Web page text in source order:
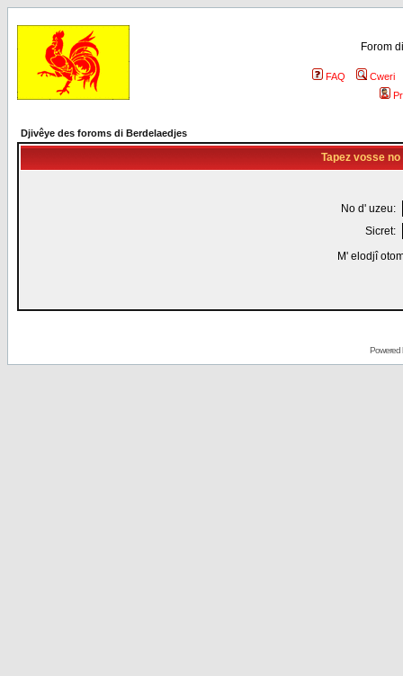
Forom
FAQ
Cweri
Djivêye des foroms di Berdelaedjes
Tapez vosse
No d' uzeu:
Sicret:
M' elodjî
Powered